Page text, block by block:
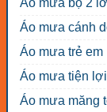
Áo mưa cánh
Áo mưa trẻ em
Áo mưa tiện lợi
Áo mưa măng